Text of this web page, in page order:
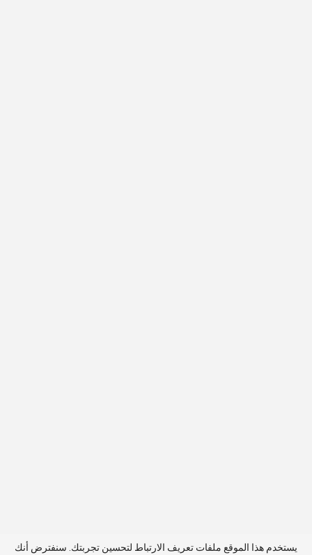
يستخدم هذا الموقع ملفات تعريف الارتباط لتحسين تجربتك. سنفترض أنك